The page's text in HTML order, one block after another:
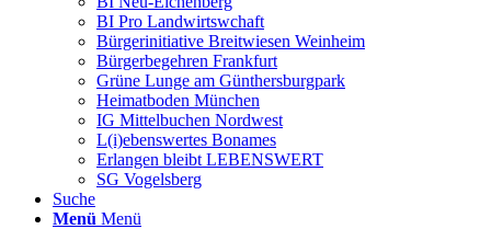
BI Pro Landwirtswchaft
Bürgerinitiative Breitwiesen Weinheim
Bürgerbegehren Frankfurt
Grüne Lunge am Günthersburgpark
Heimatboden München
IG Mittelbuchen Nordwest
L(i)ebenswertes Bonames
Erlangen bleibt LEBENSWERT
SG Vogelsberg
Suche
Menü Menü